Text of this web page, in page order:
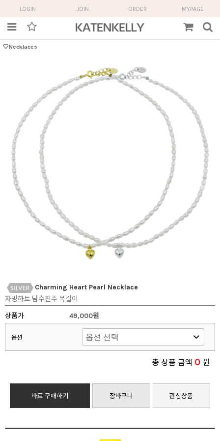
LOGIN JOIN ORDER MYPAGE
🤍Necklaces
Charming Heart Pearl Necklace
차밍하트 담수진주 목걸이
상품가
49,000원
옵션
총 상품 금액 0 원
바로 구매하기 장바구니 관심상품